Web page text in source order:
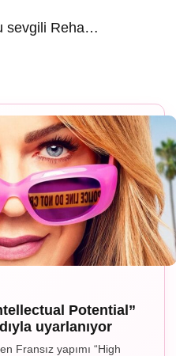
sevgili Reha…
Potential”
uyarlanıyor
Fransız yapımı “High